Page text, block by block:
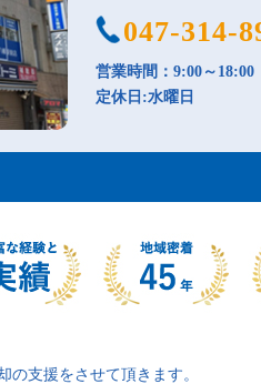
047-314-
営業時間：9:00～18:00
定休日:水曜日
支援をさせて頂きます。